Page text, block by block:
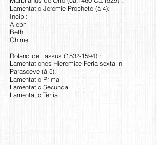
Lamentatio Jeremie Prophete (à 4):
Incipit
Aleph
Beth
Ghimel
Roland de Lassus (1532-1594) :
Lamentationes Hieremiae Feria sexta in
Parasceve (à 5):
Lamentatio Prima
Lamentatio Secunda
Lamentatio Tertia